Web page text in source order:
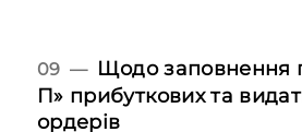
09 — Щодо заповнення
П» прибуткових та
ордерів